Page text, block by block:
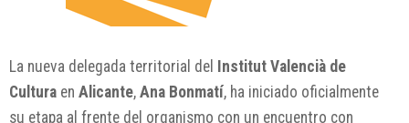
La nueva delegada territorial del
Institut Valencià de
Cultura en Alicante, Ana Bonmatí, ha iniciado oficialmente
su etapa al frente del organismo con un encuentro con